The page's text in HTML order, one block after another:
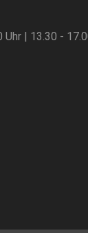
Uhr | 13.30 -